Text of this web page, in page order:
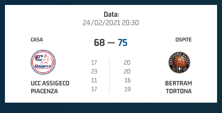
Data:
24/02/2021 20:30
CASA
UCC ASSIGECO
PIACENZA
68 — 75
17
20
23
20
11
16
17
19
OSPITE
BERTRAM
TORTONA